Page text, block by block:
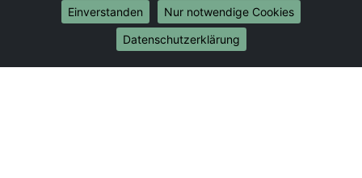
Umzug von Krefeld nach Bonn
Umzug von Krefeld nach Münster
Einverstanden
Nur notwendige Cookies
Datenschutzerklärung